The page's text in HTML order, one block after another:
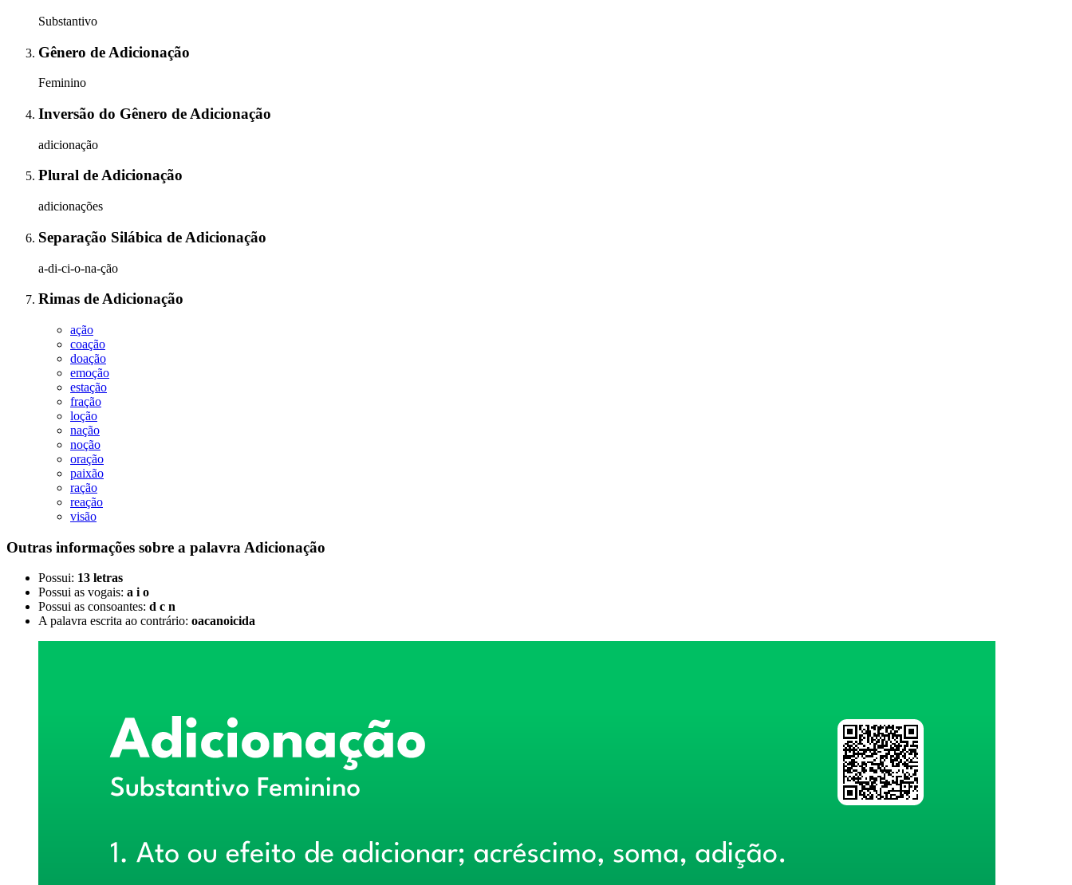
Substantivo
Gênero de Adicionação
Feminino
Inversão do Gênero de Adicionação
adicionação
Plural deAdicionação
adicionações
Separação Silábica de Adicionação
a-di-ci-o-na-ção
Rimas deAdicionação
ação
coação
doação
emoção
estação
fração
loção
nação
noção
oração
paixão
ração
reação
visão
Outras informações sobre a palavra Adicionação
Possui: 13 letras
Possui as vogais: a i o
Possui as consoantes: d c n
A palavra escrita ao contrário: oacanoicida